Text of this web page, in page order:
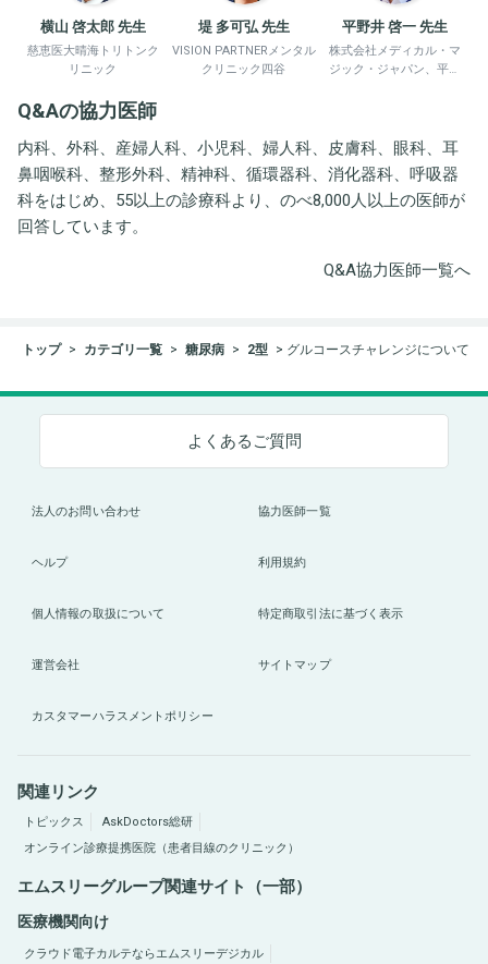
横山 啓太郎 先生
慈恵医大晴海トリトンク
リニック
堤 多可弘 先生
VISION PARTNERメンタル
クリニック四谷
平野井 啓一 先生
株式会社メディカル・マ
ジック・ジャパン、平野
Q&Aの協力医師
内科、外科、産婦人科、小児科、婦人科、皮膚科、眼科、耳
鼻咽喉科、整形外科、精神科、循環器科、消化器科、呼吸器
科をはじめ、55以上の診療科より、のべ8,000人以上の医師が
回答しています。
Q&A協力医師一覧へ
トップ カテゴリ一覧 糖尿病 2型 グルコースチャレンジについて
よくあるご質問
法人のお問い合わせ 協力医師一覧
ヘルプ 利用規約
個人情報の取扱について 特定商取引法に基づく表示
運営会社 サイトマップ
カスタマーハラスメントポリシー
関連リンク
トピックス
AskDoctors総研
オンライン診療提携医院（患者目線のクリニック）
エムスリーグループ関連サイト（一部）
医療機関向け
クラウド電子カルテならエムスリーデジカル